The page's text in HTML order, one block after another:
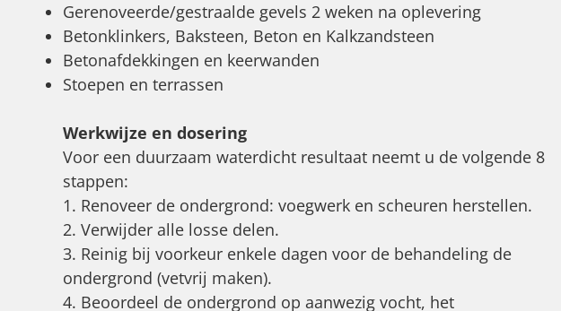
Gerenoveerde/gestraalde gevels 2 weken na oplevering
Betonklinkers, Baksteen, Beton en Kalkzandsteen
Betonafdekkingen en keerwanden
Stoepen en terrassen
Werkwijze en dosering
Voor een duurzaam waterdicht resultaat neemt u de volgende 8
stappen:
1. Renoveer de ondergrond: voegwerk en scheuren herstellen.
2. Verwijder alle losse delen.
3. Reinig bij voorkeur enkele dagen voor de behandeling de
ondergrond (vetvrij maken).
4. Beoordeel de ondergrond op aanwezig vocht, het